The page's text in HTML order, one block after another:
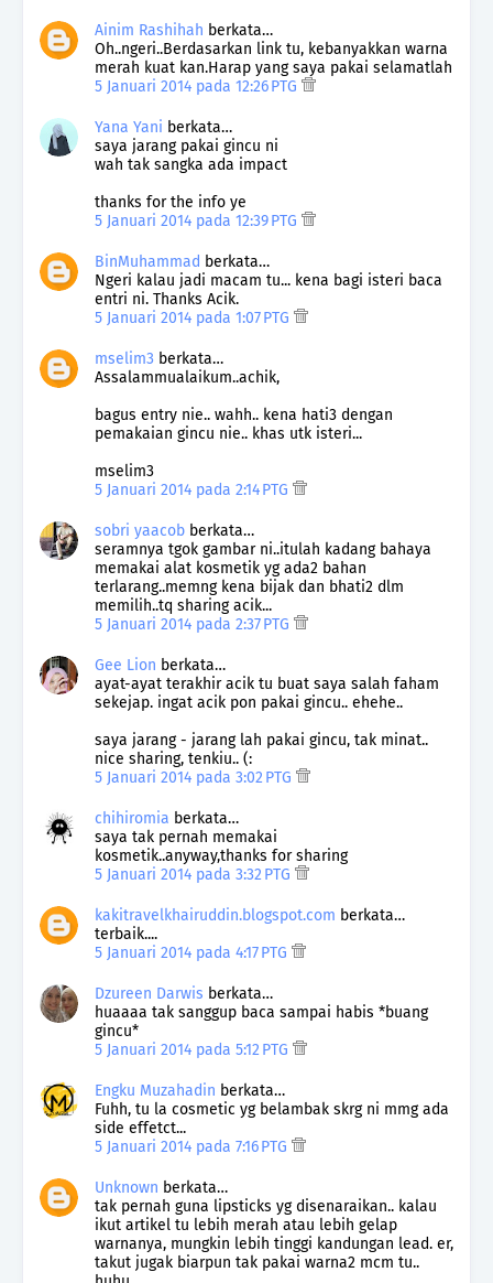
Ainim Rashihah berkata…
Oh..ngeri..Berdasarkan link tu, kebanyakkan warna
merah kuat kan.Harap yang saya pakai selamatlah
5 Januari 2014 pada 12:26 PTG
Yana Yani berkata…
saya jarang pakai gincu ni
wah tak sangka ada impact
thanks for the info ye
5 Januari 2014 pada 12:39 PTG
BinMuhammad berkata…
Ngeri kalau jadi macam tu... kena bagi isteri baca
entri ni. Thanks Acik.
5 Januari 2014 pada 1:07 PTG
mselim3 berkata…
Assalammualaikum..achik,
bagus entry nie.. wahh.. kena hati3 dengan
pemakaian gincu nie.. khas utk isteri...
mselim3
5 Januari 2014 pada 2:14 PTG
sobri yaacob berkata…
seramnya tgok gambar ni..itulah kadang bahaya
memakai alat kosmetik yg ada2 bahan
terlarang..memng kena bijak dan bhati2 dlm
memilih..tq sharing acik...
5 Januari 2014 pada 2:37 PTG
Gee Lion berkata…
ayat-ayat terakhir acik tu buat saya salah faham
sekejap. ingat acik pon pakai gincu.. ehehe..
saya jarang - jarang lah pakai gincu, tak minat..
nice sharing, tenkiu.. (:
5 Januari 2014 pada 3:02 PTG
chihiromia berkata…
saya tak pernah memakai
kosmetik..anyway,thanks for sharing
5 Januari 2014 pada 3:32 PTG
kakitravelkhairuddin.blogspot.com berkata…
terbaik....
5 Januari 2014 pada 4:17 PTG
Dzureen Darwis berkata…
huaaaa tak sanggup baca sampai habis *buang
gincu*
5 Januari 2014 pada 5:12 PTG
Engku Muzahadin berkata…
Fuhh, tu la cosmetic yg belambak skrg ni mmg ada
side effetct...
5 Januari 2014 pada 7:16 PTG
Unknown berkata…
tak pernah guna lipsticks yg disenaraikan.. kalau
ikut artikel tu lebih merah atau lebih gelap
warnanya, mungkin lebih tinggi kandungan lead. er,
takut jugak biarpun tak pakai warna2 mcm tu..